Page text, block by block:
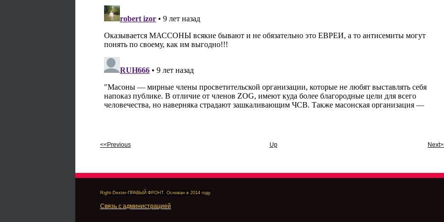
<<Previous Up
Right-Dexter-ПРАВЫЙ ФРОНТ. Основан в 2014 году.
Связь с администрацией